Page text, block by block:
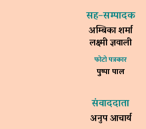
सह–सम्पादक
अम्बिका शर्मा
लक्ष्मी ज्ञवाली
फोटो पत्रकार
पुष्पा पाल
संवाददाता
अनुप आचार्य